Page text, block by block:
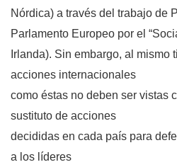
Nórdica) a través del trabajo de
Parlamento Europeo por el
Irlanda). Sin embargo, al mismo
acciones internacionales
como éstas no deben ser vistas
sustituto de acciones
decididas en cada país para
a los líderes